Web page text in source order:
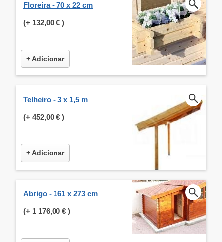
Floreira - 70 x 22 cm
(+ 132,00 € )
+ Adicionar
Telheiro - 3 x 1,5 m
(+ 452,00 € )
+ Adicionar
Abrigo - 161 x 273 cm
(+ 1 176,00 € )